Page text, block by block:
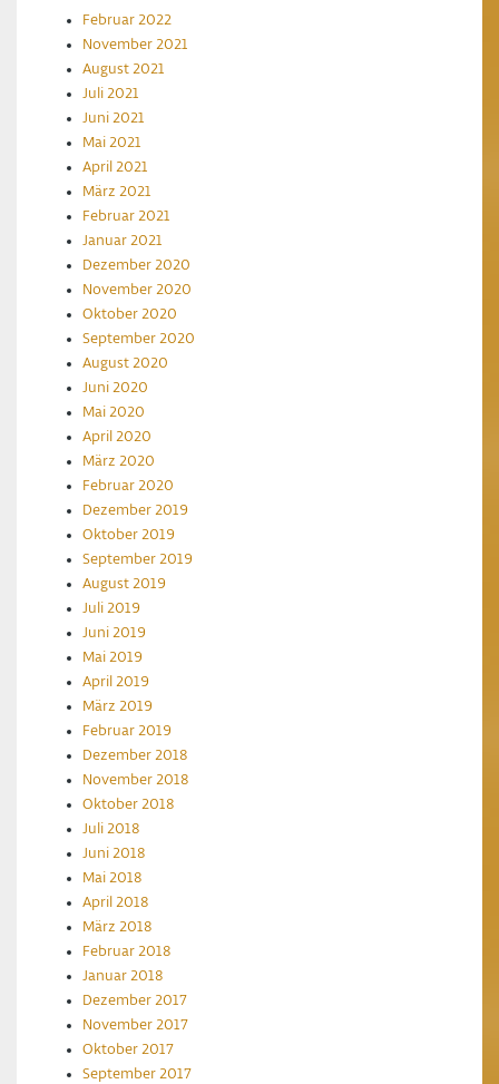
Februar 2022
November 2021
August 2021
Juli 2021
Juni 2021
Mai 2021
April 2021
März 2021
Februar 2021
Januar 2021
Dezember 2020
November 2020
Oktober 2020
September 2020
August 2020
Juni 2020
Mai 2020
April 2020
März 2020
Februar 2020
Dezember 2019
Oktober 2019
September 2019
August 2019
Juli 2019
Juni 2019
Mai 2019
April 2019
März 2019
Februar 2019
Dezember 2018
November 2018
Oktober 2018
Juli 2018
Juni 2018
Mai 2018
April 2018
März 2018
Februar 2018
Januar 2018
Dezember 2017
November 2017
Oktober 2017
September 2017